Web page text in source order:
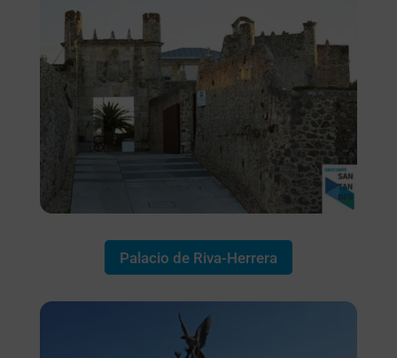
Palacio de Riva-Herrera